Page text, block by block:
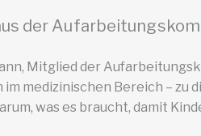
der
Mitglied der
medizinischen Bereich – zu
was es braucht, damit